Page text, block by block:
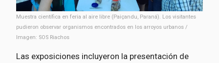
Muestra científica en feria al aire libre (Paiçandu, Paraná). Los visitantes
pudieron observar organismos encontrados en los arroyos urbanos /
Imagen: SOS Riachos
Las exposiciones incluyeron la presentación de